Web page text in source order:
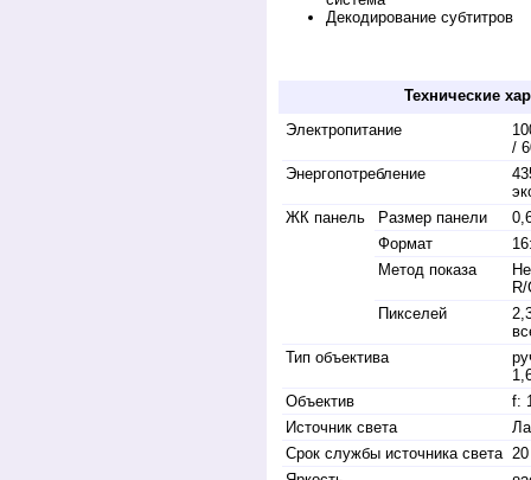
Декодирование субтитров
Технические
Электропитание
/
Энергопотребление
ЖК панель
Размер панели
Формат
Метод показа
Пикселей
Тип объектива
Объектив
f:
Источник света
Срок службы источника света